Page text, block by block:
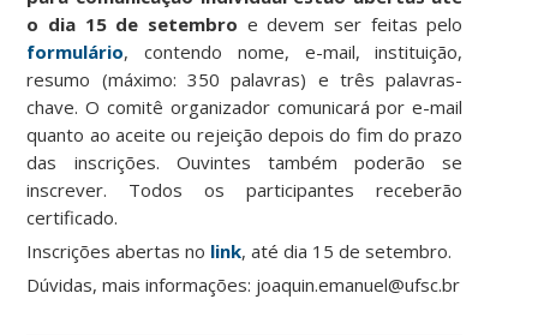
o dia 15 de setembro e devem ser feitas pelo
formulário, contendo nome, e-mail, instituição,
resumo (máximo: 350 palavras) e três palavras-
chave. O comitê organizador comunicará por e-mail
quanto ao aceite ou rejeição depois do fim do prazo
das inscrições. Ouvintes também poderão se
inscrever. Todos os participantes receberão
certificado.
Inscrições abertas no link, até dia 15 de setembro.
Dúvidas, mais informações: joaquin.emanuel@ufsc.br